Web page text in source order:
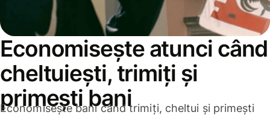
Economisește atunci când
cheltuiești, trimiți și
primești bani
Economisește bani când trimiți, cheltui și primești